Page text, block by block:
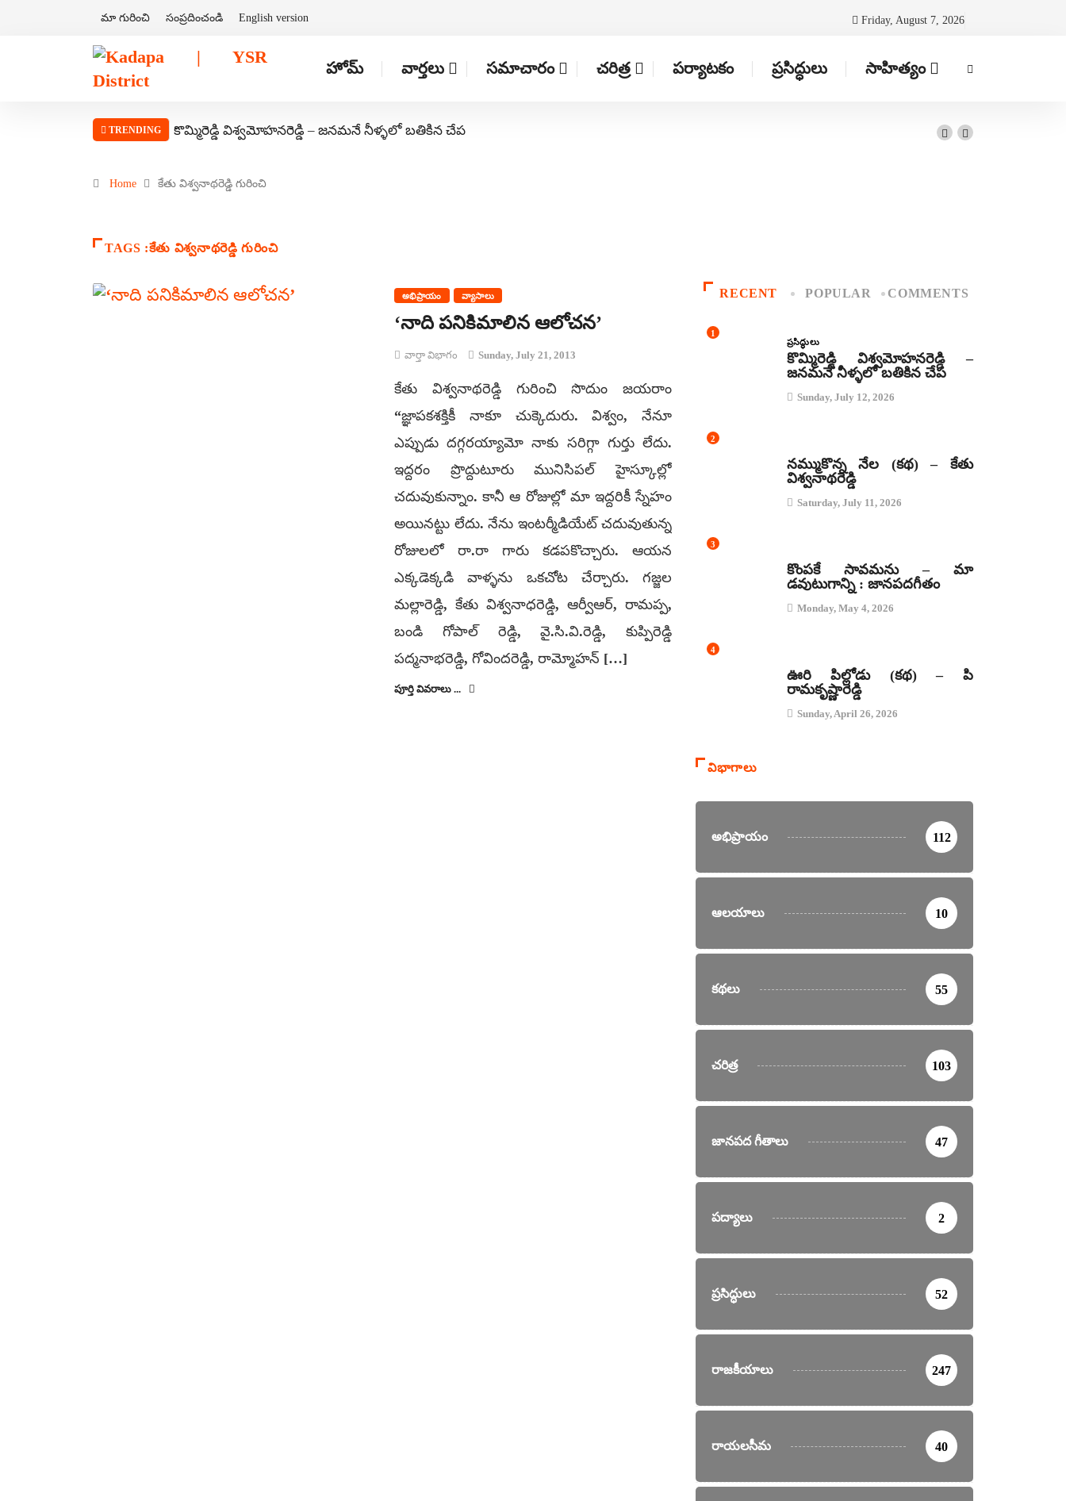
మా గురించి సంప్రదించండి English version Friday, August 7, 2026
హోమ్ వార్తలు సమాచారం చరిత్ర పర్యాటకం ప్రసిద్ధులు సాహిత్యం
TRENDING కొమ్మిరెడ్డి విశ్వమోహనరెడ్డి – జనమనే నీళ్ళలో బతికిన చేప
Home కేతు విశ్వనాథరెడ్డి గురించి
TAGS :కేతు విశ్వనాథరెడ్డి గురించి
అభిప్రాయం వ్యాసాలు
‘నాది పనికిమాలిన ఆలోచన’
వార్తా విభాగం Sunday, July 21, 2013
కేతు విశ్వనాథరెడ్డి గురించి సొదుం జయరాం
“జ్ఞాపకశక్తికీ నాకూ చుక్కెదురు. విశ్వం, నేనూ
ఎప్పుడు దగ్గరయ్యామో నాకు సరిగ్గా గుర్తు లేదు.
ఇద్దరం ప్రొద్దుటూరు మునిసిపల్ హైస్కూల్లో
చదువుకున్నాం. కానీ ఆ రోజుల్లో మా ఇద్దరికీ స్నేహం
అయినట్టు లేదు. నేను ఇంటర్మీడియేట్ చదువుతున్న
రోజులలో రా.రా గారు కడపకొచ్చారు. ఆయన
ఎక్కడెక్కడి వాళ్ళను ఒకచోట చేర్చారు. గజ్జల
మల్లారెడ్డి, కేతు విశ్వనాధరెడ్డి, ఆర్వీఆర్, రామప్ప,
బండి గోపాల్ రెడ్డి, వై.సి.వి.రెడ్డి, కుప్పిరెడ్డి
పద్మనాభరెడ్డి, గోవిందరెడ్డి, రామ్మోహన్ […]
పూర్తి వివరాలు ...
RECENT POPULAR COMMENTS
1
ప్రసిద్ధులు
కొమ్మిరెడ్డి విశ్వమోహనరెడ్డి –
జనమనే నీళ్ళలో బతికిన చేప
Sunday, July 12, 2026
2
నమ్ముకొన్న నేల (కథ) – కేతు
విశ్వనాథరెడ్డి
Saturday, July 11, 2026
3
కొంపకే సావమను – మా
డవుటుగాన్ని : జానపదగీతం
Monday, May 4, 2026
4
ఊరి పిల్లోడు (కథ) – పి
రామకృష్ణారెడ్డి
Sunday, April 26, 2026
విభాగాలు
అభిప్రాయం 112
ఆలయాలు 10
కథలు 55
చరిత్ర 103
జానపద గీతాలు 47
పద్యాలు 2
ప్రసిద్ధులు 52
రాజకీయాలు 247
రాయలసీమ 40